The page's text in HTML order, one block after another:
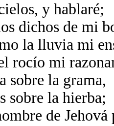
y hablaré;
dichos de mi
la lluvia mi
rocío mi
sobre la grama,
sobre la hierba;
de